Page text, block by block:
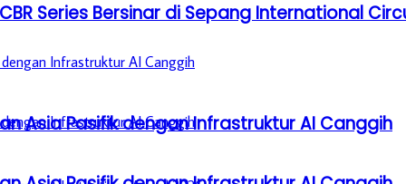
Asia Pasifik dengan Infrastruktur AI Canggih
Series Bersinar di Sepang International